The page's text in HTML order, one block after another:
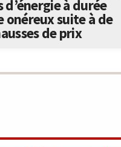
à durée
onéreux suite à de
de prix